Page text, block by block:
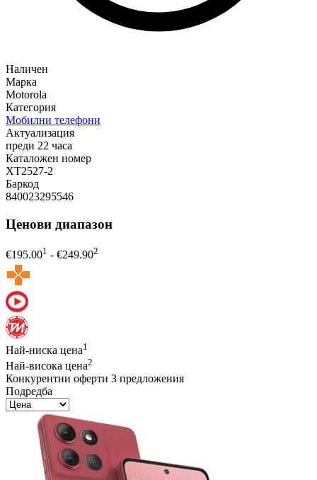
Наличен
Марка
Motorola
Категория
Мобилни телефони
Актуализация
преди 22 часа
Каталожен номер
XT2527-2
Баркод
840023295546
Ценови диапазон
€195.001 - €249.902
Най-ниска цена1
Най-висока цена2
Конкурентни оферти 3 предложения
Подредба